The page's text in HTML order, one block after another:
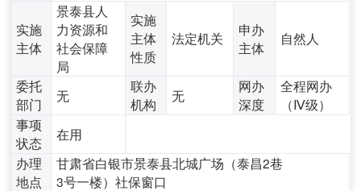
实施
主体
景泰县人
力资源和
社会保障
局
实施
主体
性质
法定机关
申办
主体
自然人
委托
部门
无
联办
机构
无
网办
深度
全程网办
（Ⅳ级）
事项
状态
在用
办理
地点
甘肃省白银市景泰县北城广场（泰昌2巷
3号一楼）社保窗口